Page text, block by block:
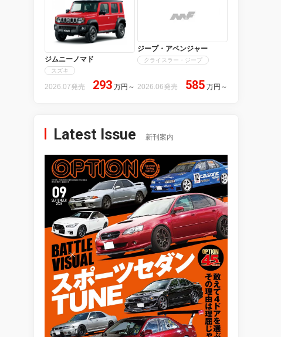
ジムニーノマド
スズキ
2026.07発売 293 万円 ～
ジープ・アベンジャー
クライスラー・ジープ
2026.06発売 585 万円 ～
Latest Issue 新刊案内